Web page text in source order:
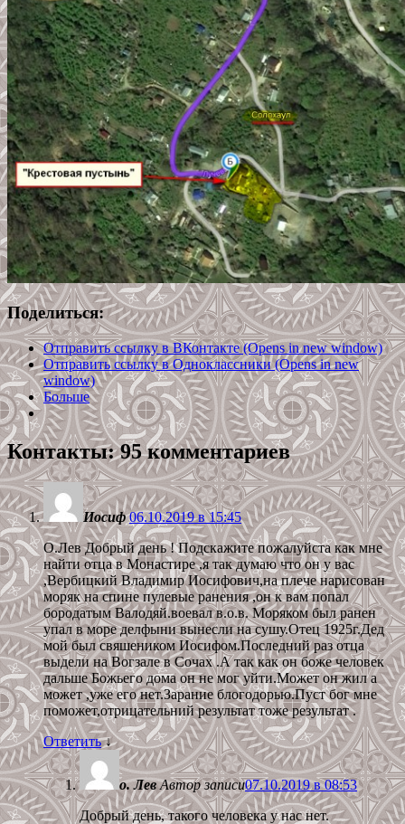
Поделиться:
Отправить ссылку в ВКонтакте (Opens in new window)
Отправить ссылку в Одноклассники (Opens in new
window)
Больше
Контакты: 95 комментариев
Иосиф 06.10.2019 в 15:45
О.Лев Добрый день ! Подскажите пожалуйста как мне
найти отца в Монастире ,я так думаю что он у вас
,Вербицкий Владимир Иосифович,на плече нарисован
моряк на спине пулевые ранения ,он к вам попал
бородатым Валодяй.воевал в.о.в. Моряком был ранен
упал в море делфыни вынесли на сушу.Отец 1925г.Дед
мой был свяшеником Иосифом.Последний раз отца
выдели на Вогзале в Сочах .А так как он боже человек
дальше Божьего дома он не мог уйти.Может он жил а
может ,уже его нет.Зарание блогодорью.Пуст бог мне
поможет,отрицательний результат тоже результат .
Ответить ↓
о. Лев Автор записи07.10.2019 в 08:53
Добрый день, такого человека у нас нет.